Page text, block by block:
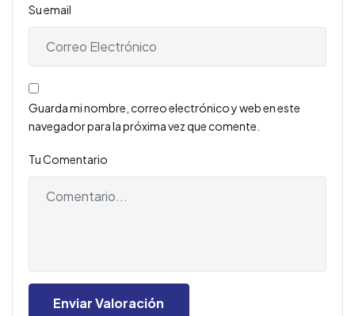
Su email
Guarda mi nombre, correo electrónico y web en este
navegador para la próxima vez que comente.
Tu Comentario